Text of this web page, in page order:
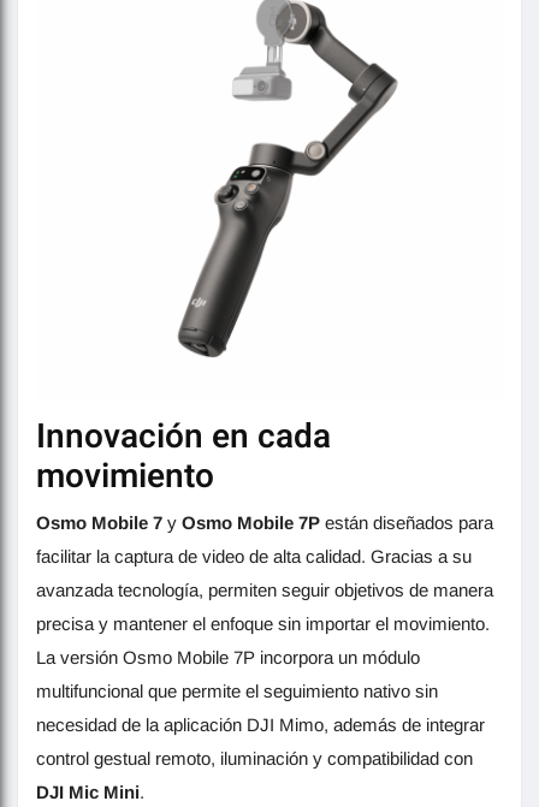
Innovación en cada
movimiento
Osmo Mobile 7 y Osmo Mobile 7P están diseñados para
facilitar la captura de video de alta calidad. Gracias a su
avanzada tecnología, permiten seguir objetivos de manera
precisa y mantener el enfoque sin importar el movimiento.
La versión Osmo Mobile 7P incorpora un módulo
multifuncional que permite el seguimiento nativo sin
necesidad de la aplicación DJI Mimo, además de integrar
control gestual remoto, iluminación y compatibilidad con
DJI Mic Mini.